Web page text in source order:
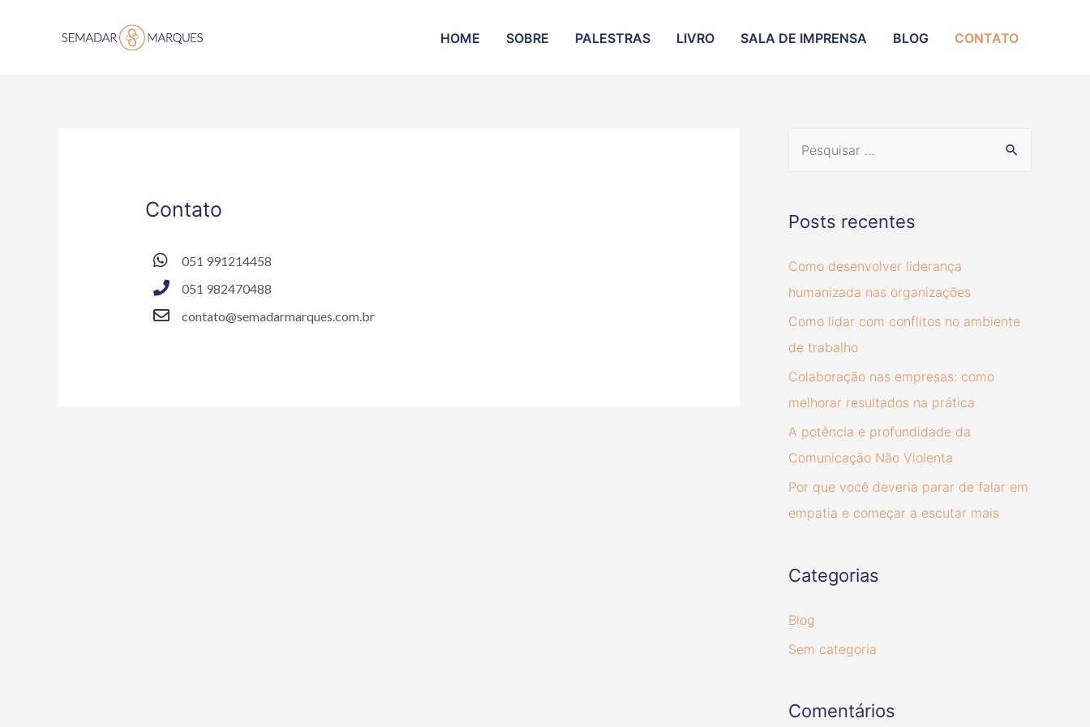
HOME SOBRE PALESTRAS LIVRO SALA DE IMPRENSA BLOG CONTATO
Contato
051 991214458
051 982470488
contato@semadarmarques.com.br
Posts recentes
Como desenvolver liderança
humanizada nas organizações
Como lidar com conflitos no ambiente
de trabalho
Colaboração nas empresas: como
melhorar resultados na prática
A potência e profundidade da
Comunicação Não Violenta
Por que você deveria parar de falar em
empatia e começar a escutar mais
Categorias
Blog
Sem categoria
Comentários